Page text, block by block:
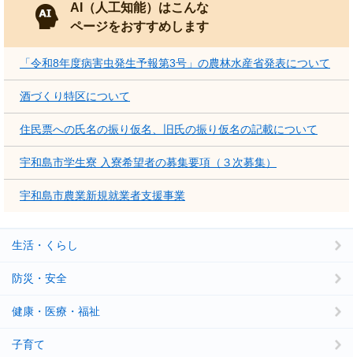
AI（人工知能）はこんな
ページをおすすめします
「令和8年度病害虫発生予報第3号」の農林水産省発表について
酒づくり特区について
住民票への氏名の振り仮名、旧氏の振り仮名の記載について
宇和島市学生寮 入寮希望者の募集要項（３次募集）
宇和島市農業新規就業者支援事業
生活・くらし
防災・安全
健康・医療・福祉
子育て